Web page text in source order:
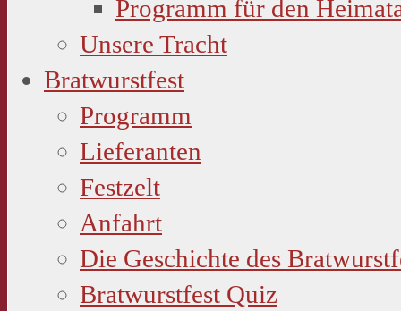
Programm für den
Unsere Tracht
Bratwurstfest
Programm
Lieferanten
Festzelt
Anfahrt
Die Geschichte des
Bratwurstfest Quiz